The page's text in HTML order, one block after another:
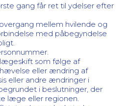
gang får ret til ydelser efter
mellem hvilende og
med påbegyndelse
som følge af
eller ændring af
eller andre ændringer i
i beslutninger, der
læge eller regionen.